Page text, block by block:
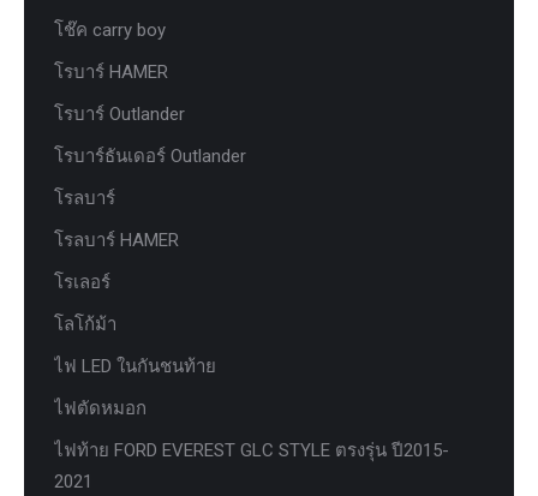
โช๊ค carry boy
โรบาร์ HAMER
โรบาร์ Outlander
โรบาร์ธันเดอร์ Outlander
โรลบาร์
โรลบาร์ HAMER
โรเลอร์
โลโก้ม้า
ไฟ LED ในกันชนท้าย
ไฟตัดหมอก
ไฟท้าย FORD EVEREST GLC STYLE ตรงรุ่น ปี2015-
2021